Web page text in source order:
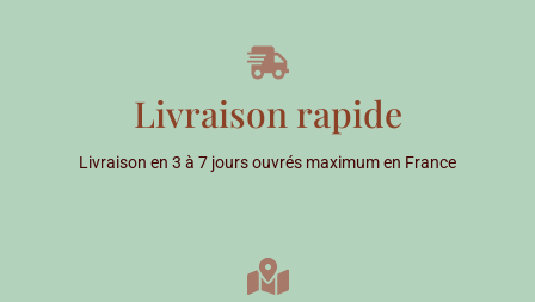
Livraison rapide
Livraison en 3 à 7 jours ouvrés maximum en France